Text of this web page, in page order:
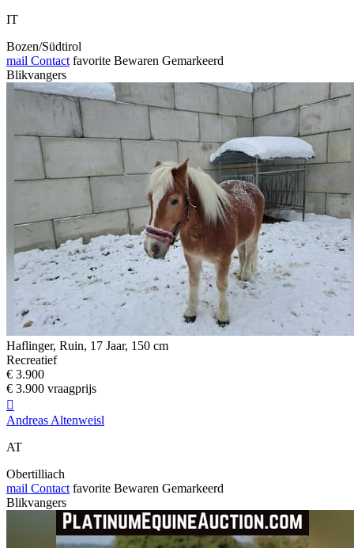
IT
Bozen/Südtirol
mail Contact favorite Bewaren Gemarkeerd
Blikvangers
Haflinger, Ruin, 17 Jaar, 150 cm
Recreatief
€ 3.900
€ 3.900 vraagprijs

Andreas Altenweisl
AT
Obertilliach
mail Contact favorite Bewaren Gemarkeerd
Blikvangers